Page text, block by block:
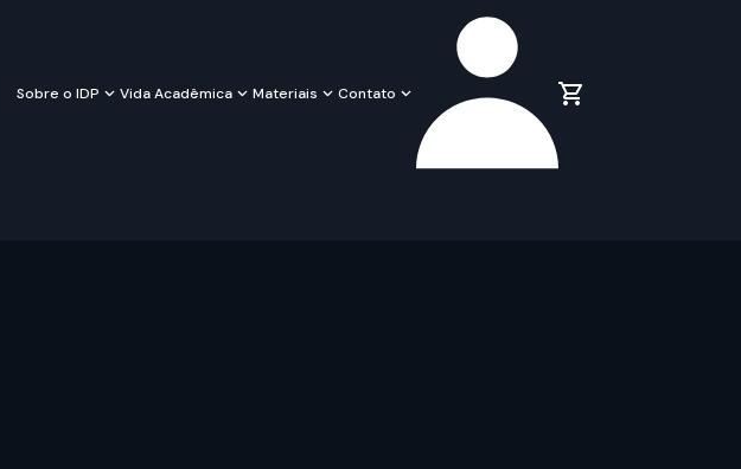
Sobre o IDP Vida Acadêmica Materiais Contato